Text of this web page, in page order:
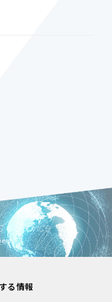
a Service
る情報